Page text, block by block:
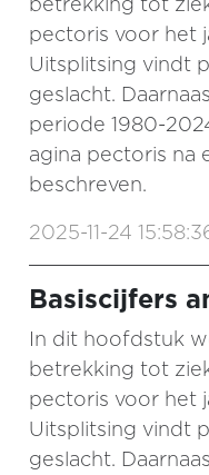
pectoris voor het
Uitsplitsing vindt
geslacht.
periode 1980-
agina pectoris na
beschreven.
2025-11-24
Basiscijfers
In dit hoofdstuk
betrekking tot
pectoris voor het
Uitsplitsing vindt
geslacht.